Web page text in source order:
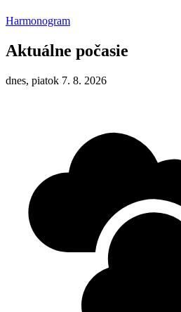
Harmonogram
Aktuálne počasie
dnes, piatok 7. 8. 2026